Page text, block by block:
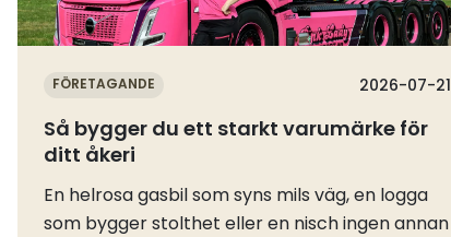
FÖRETAGANDE 2026-07-21
Så bygger du ett starkt varumärke för
ditt åkeri
En helrosa gasbil som syns mils väg, en logga
som bygger stolthet eller en nisch ingen annan